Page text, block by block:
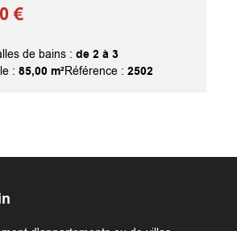
€
de bains :de 2 à 3
:85,00 m²Référence :2502